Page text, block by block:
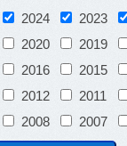
2024 2023
2020 2019
2016 2015
2012 2011
2008 2007